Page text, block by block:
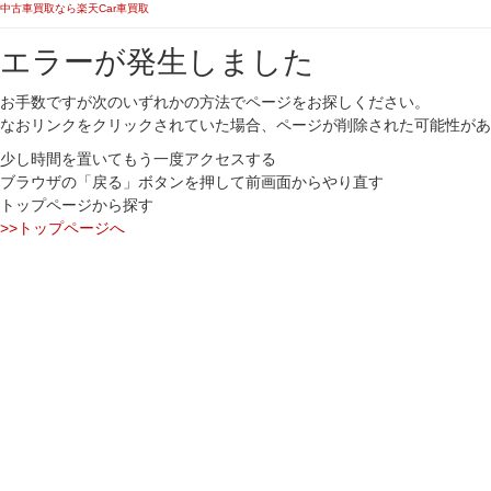
中古車買取なら楽天Car車買取
エラーが発生しました
お手数ですが次のいずれかの方法でページをお探しください。
なおリンクをクリックされていた場合、ページが削除された可能性が
少し時間を置いてもう一度アクセスする
ブラウザの「戻る」ボタンを押して前画面からやり直す
トップページから探す
>>トップページへ